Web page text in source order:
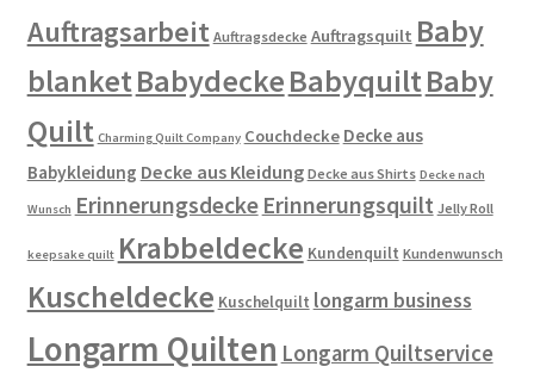
Auftragsarbeit Auftragsdecke Auftragsquilt Baby
blanketBabydeckeBabyquiltBaby
Quilt Charming Quilt Company Couchdecke Decke aus
Babykleidung Decke aus Kleidung Decke aus Shirts Decke nach
Wunsch Erinnerungsdecke Erinnerungsquilt Jelly Roll
keepsake quilt Krabbeldecke Kundenquilt Kundenwunsch
Kuscheldecke Kuschelquilt longarm business
Longarm Quilten Longarm Quiltservice